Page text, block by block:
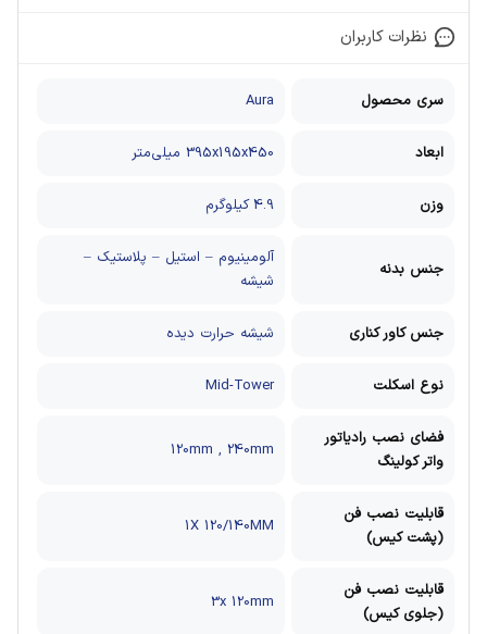
نظرات کاربران
سری محصول Aura
ابعاد 395x195x450 میلی‌متر
وزن 4.9 کیلوگرم
جنس بدنه
آلومینیوم – استیل – پلاستیک –
شیشه
جنس کاور کناری شیشه حرارت دیده
نوع اسکلت Mid-Tower
فضای نصب رادیاتور
واتر کولینگ
120mm , 240mm
قابلیت نصب فن
(پشت کیس)
1X 120/140MM
قابلیت نصب فن
(جلوی کیس)
3x 120mm